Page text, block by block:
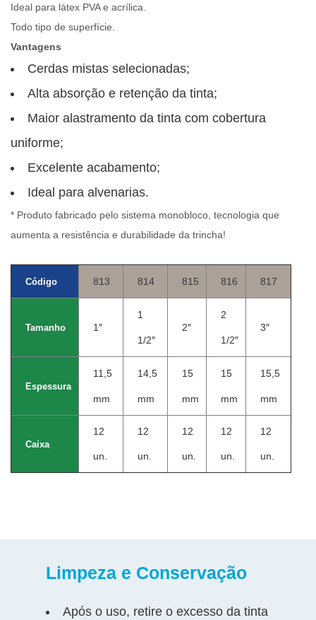
Ideal para látex PVA e acrílica.
Todo tipo de superfície.
Vantagens
Cerdas mistas selecionadas;
Alta absorção e retenção da tinta;
Maior alastramento da tinta com cobertura
uniforme;
Excelente acabamento;
Ideal para alvenarias.
* Produto fabricado pelo sistema monobloco, tecnologia que
aumenta a resistência e durabilidade da trincha!
Código 813 814 815 816 817
Tamanho 1″
1
1/2″
2″
2
1/2″
3″
Espessura
11,5
mm
14,5
mm
15
mm
15
mm
15,5
mm
Caixa
12
un.
12
un.
12
un.
12
un.
12
un.
Limpeza e Conservação
Após o uso, retire o excesso da tinta